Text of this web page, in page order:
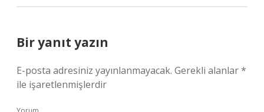
Bir yanıt yazın
E-posta adresiniz yayınlanmayacak. Gerekli alanlar*
ile işaretlenmişlerdir